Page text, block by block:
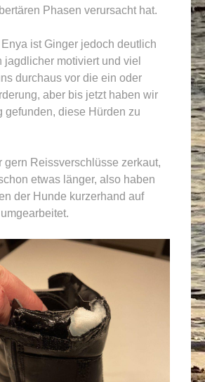
Phasen verursacht hat.
Enya ist Ginger jedoch deutlich
jagdlicher motiviert und viel
durchaus vor die ein oder
aber bis jetzt haben wir
gefunden, diese Hürden zu
gern Reissverschlüsse zerkaut,
etwas länger, also haben
der Hunde kurzerhand auf